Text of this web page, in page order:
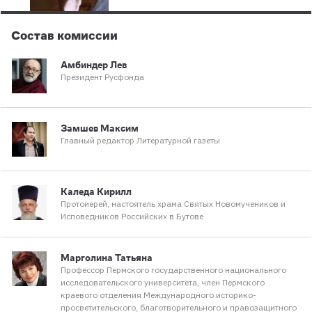
Состав комиссии
Амбиндер Лев
Президент Русфонда
Замшев Максим
Главный редактор Литературной газеты
Каледа Кирилл
Протоиерей, настоятель храма Святых Новомучеников и
Исповедников Российских в Бутове
Марголина Татьяна
Профессор Пермского государственного национального
исследовательского университета, член Пермского
краевого отделения Международного историко-
просветительского, благотворительного и правозащитного